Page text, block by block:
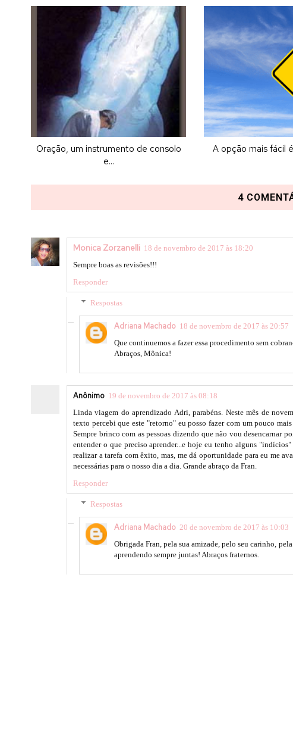
Oração, um instrumento de consolo
e...
A opção mais fácil
4
Monica Zorzanelli 18 de novembro de 2017 às 18:20
Sempre boas as revisões!!!
Responder
Respostas
Adriana Machado 18 de novembro de 2017 às 20:57
Que continuemos a fazer essa procedimento sem
Abraços, Mônica!
Anônimo 19 de novembro de 2017 às 08:18
Linda viagem do aprendizado Adri, parabéns. Neste mês de
texto percebi que este "retorno" eu posso fazer com um pouco
Sempre brinco com as pessoas dizendo que não vou desencarnar
entender o que preciso aprender...e hoje eu tenho alguns
realizar a tarefa com êxito, mas, me dá oportunidade para eu me
necessárias para o nosso dia a dia. Grande abraço da Fran.
Responder
Respostas
Adriana Machado 20 de novembro de 2017 às 10:03
Obrigada Fran, pela sua amizade, pelo seu carinho,
aprendendo sempre juntas! Abraços fraternos.